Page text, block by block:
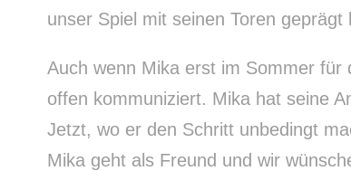
unser Spiel mit seinen Toren geprägt
Auch wenn Mika erst im Sommer
offen kommuniziert. Mika hat seine
Jetzt, wo er den Schritt unbedingt
Mika geht als Freund und wir